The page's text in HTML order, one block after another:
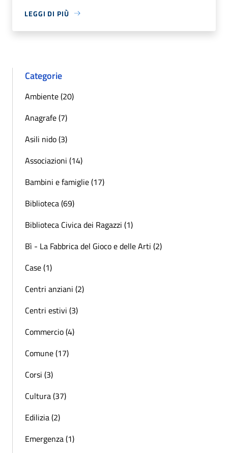
LEGGI DI PIÙ
Categorie
Ambiente (20)
Anagrafe (7)
Asili nido (3)
Associazioni (14)
Bambini e famiglie (17)
Biblioteca (69)
Biblioteca Civica dei Ragazzi (1)
Bì - La Fabbrica del Gioco e delle Arti (2)
Case (1)
Centri anziani (2)
Centri estivi (3)
Commercio (4)
Comune (17)
Corsi (3)
Cultura (37)
Edilizia (2)
Emergenza (1)